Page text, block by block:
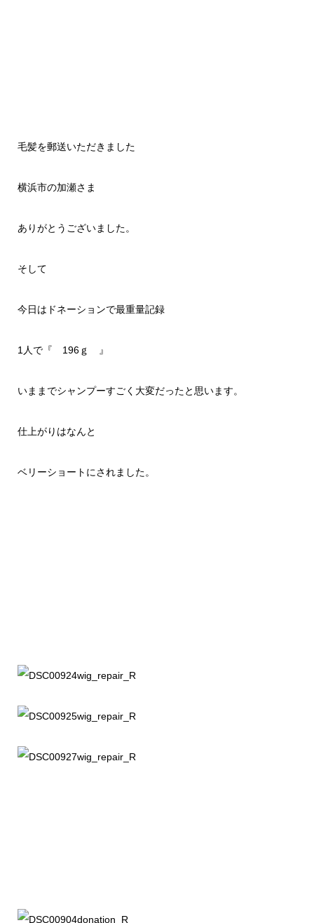
毛髪を郵送いただきました
横浜市の加瀬さま
ありがとうございました。
そして
今日はドネーションで最重量記録
1人で『 196ｇ 』
いままでシャンプーすごく大変だったと思います。
仕上がりはなんと
ベリーショートにされました。